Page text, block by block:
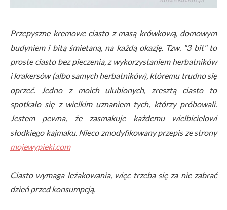
Przepyszne kremowe ciasto z masą krówkową, domowym
budyniem i bitą śmietaną, na każdą okazję. Tzw. "3 bit" to
proste ciasto bez pieczenia, z wykorzystaniem herbatników
i krakersów (albo samych herbatników), któremu trudno się
oprzeć. Jedno z moich ulubionych, zresztą ciasto to
spotkało się z wielkim uznaniem tych, którzy próbowali.
Jestem pewna, że zasmakuje każdemu wielbicielowi
słodkiego kajmaku. Nieco zmodyfikowany przepis ze strony
mojewypieki.com
Ciasto wymaga leżakowania, więc trzeba się za nie zabrać
dzień przed konsumpcją.